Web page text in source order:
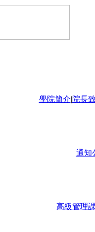
學院簡介|院長
通知
高級管理